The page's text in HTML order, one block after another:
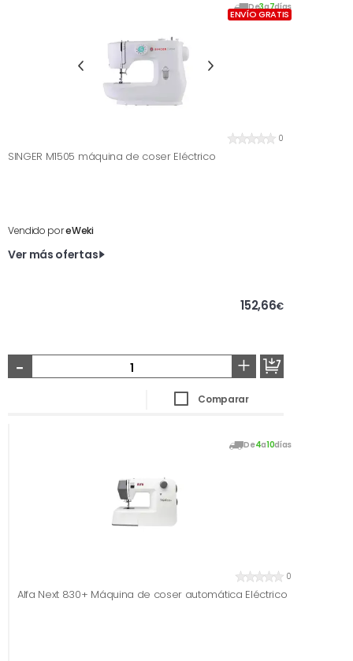
De3a7días
ENVÍO GRATIS
0
SINGER M1505 máquina de coser Eléctrico
Vendido poreWeki
Ver más ofertas
152,66€
- +
Comparar
De4a10días
0
Alfa Next 830+ Máquina de coser automática Eléctrico